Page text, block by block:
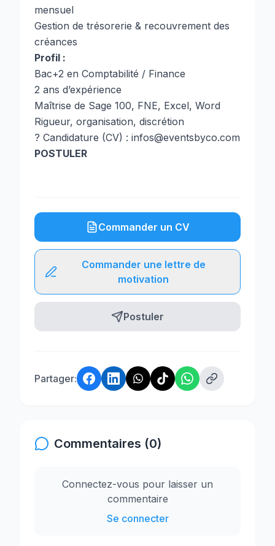
mensuel
Gestion de trésorerie & recouvrement des
créances
Profil :
Bac+2 en Comptabilité / Finance
2 ans d’expérience
Maîtrise de Sage 100, FNE, Excel, Word
Rigueur, organisation, discrétion
? Candidature (CV) : infos@eventsbyco.com
POSTULER
Commander un CV
Commander une lettre de
motivation
Postuler
Partager:
Commentaires (0)
Connectez-vous pour laisser un
commentaire
Se connecter